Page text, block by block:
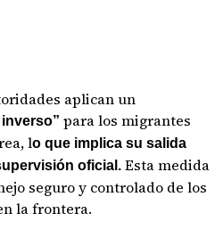
aplican un
para los migrantes
lo que implica su salida
oficial.Esta medida
seguro y controlado de los
la frontera.